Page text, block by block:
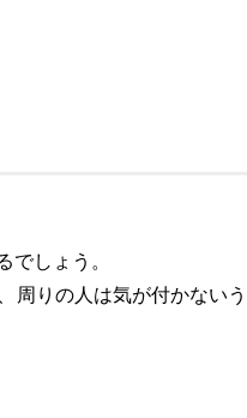
でしょう。
周りの人は気が付かないう